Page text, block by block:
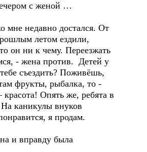
с женой …
недавно достался. От
летом ездили,
он ни к чему. Переезжать
- жена против. Детей у
съездить? Поживёшь,
фрукты, рыбалка, то -
Опять же, ребята в
каникулы внуков
я продам.
и вправду была